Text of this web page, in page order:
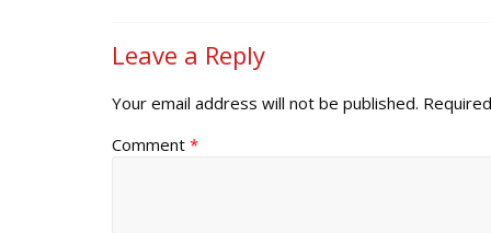
Leave a Reply
Your email address will not be published.
Comment *